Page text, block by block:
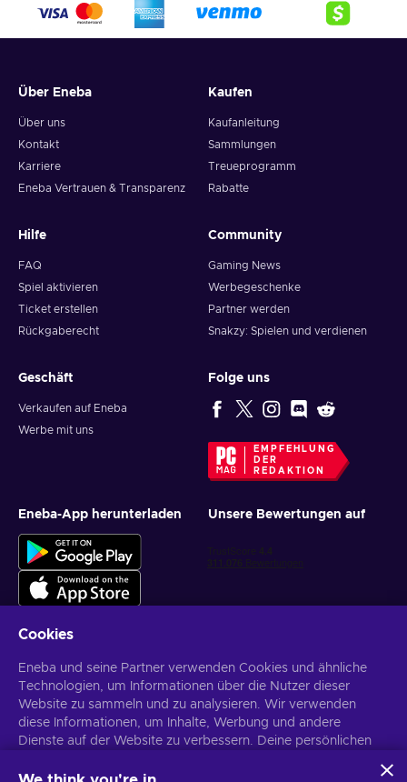
Über Eneba
Über uns
Kontakt
Karriere
Eneba Vertrauen & Transparenz
Kaufen
Kaufanleitung
Sammlungen
Treueprogramm
Rabatte
Hilfe
FAQ
Spiel aktivieren
Ticket erstellen
Rückgaberecht
Community
Gaming News
Werbegeschenke
Partner werden
Snakzy: Spielen und verdienen
Geschäft
Verkaufen auf Eneba
Werbe mit uns
Folge uns
EMPFEHLUNG
DER
REDAKTION
Eneba-App herunterladen Unsere Bewertungen auf
Abonnieren
Du kannst dich jederzeit wieder abmelden. Weitere Informationen in
Cookies
Eneba und seine Partner verwenden Cookies und ähnliche
Technologien, um Informationen über die Nutzer dieser
Website zu sammeln und zu analysieren. Wir verwenden
diese Informationen, um Inhalte, Werbung und andere
Dienste auf der Website zu verbessern. Deine persönlichen
verwendet werden.